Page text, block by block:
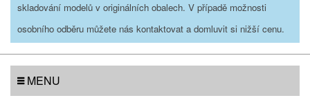
skladování modelů v originálních obalech. V případě možnosti
osobního odběru můžete nás kontaktovat a domluvit si nižší cenu.
MENU